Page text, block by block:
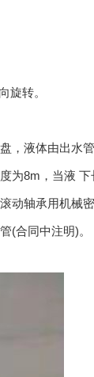
旋转。
液体由出水
为8m，当液
轴承用机械
(合同中注明)。